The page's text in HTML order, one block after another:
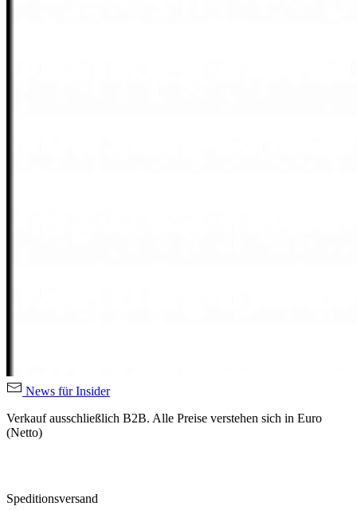
News für Insider
Verkauf ausschließlich B2B. Alle Preise verstehen sich in Euro
(Netto)
Speditionsversand